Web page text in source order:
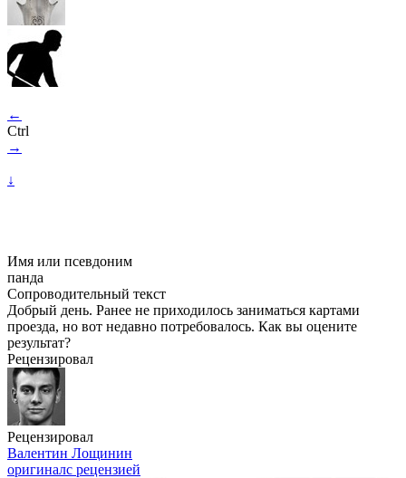
←
Ctrl
→
↓
Имя или псевдоним
панда
Сопроводительный текст
Добрый день. Ранее не приходилось заниматься картами
проезда, но вот недавно потребовалось. Как вы оцените
результат?
Рецензировал
Рецензировал
Валентин Лощинин
оригиналс рецензией